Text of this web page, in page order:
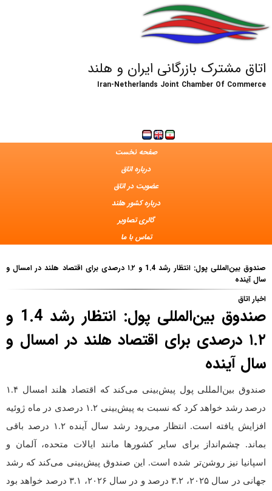
اتاق مشترک بازرگانی ایران و هلند
Iran-Netherlands Joint Chamber Of Commerce
صفحه نخست
درباره اتاق
عضویت در اتاق
درباره کشور هلند
گالری تصاویر
تماس با ما
صندوق بین‌المللی پول: انتظار رشد 1.4 و ۱.۲ درصدی برای اقتصاد هلند در امسال و
سال آینده
اخبار اتاق
صندوق بین‌المللی پول: انتظار رشد 1.4 و
۱.۲ درصدی برای اقتصاد هلند در امسال و
سال آینده
صندوق بین‌المللی پول پیش‌بینی می‌کند که اقتصاد هلند امسال ۱.۴
درصد رشد خواهد کرد که نسبت به پیش‌بینی ۱.۲ درصدی در ماه ژوئیه
افزایش یافته است. انتظار می‌رود رشد سال آینده ۱.۲ درصد باقی
بماند. چشم‌انداز برای سایر کشورها مانند ایالات متحده، آلمان و
اسپانیا نیز روشن‌تر شده است. این صندوق پیش‌بینی می‌کند که رشد
جهانی در سال ۲۰۲۵، ۳.۲ درصد و در سال ۲۰۲۶، ۳.۱ درصد خواهد بود